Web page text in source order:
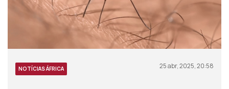
NOTÍCIAS ÁFRICA 25 abr, 2025, 20:58